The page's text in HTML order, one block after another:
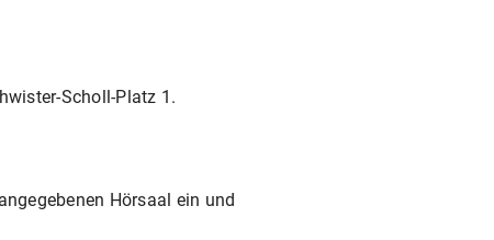
Scholl-Platz 1.
Hörsaal ein und